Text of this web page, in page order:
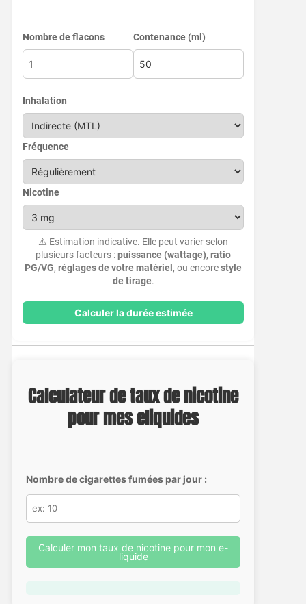
Nombre de flacons Contenance (ml)
Inhalation
Fréquence
Nicotine
⚠️ Estimation indicative. Elle peut varier selon
plusieurs facteurs :puissance (wattage),ratio
PG/VG,réglages de votre matériel , ou encorestyle
de tirage.
Calculer la durée estimée
Calculateur de taux de nicotine
pour mes eliquides
Nombre de cigarettes fumées par jour :
Calculer mon taux de nicotine pour mon e-
liquide